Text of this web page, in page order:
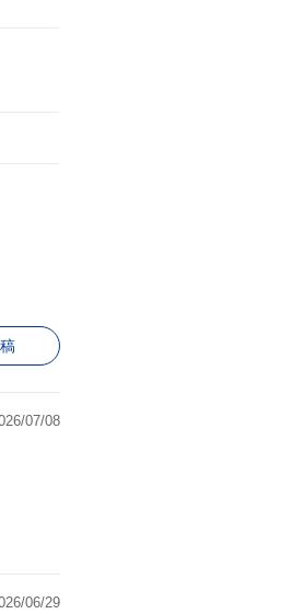
07/08
06/29